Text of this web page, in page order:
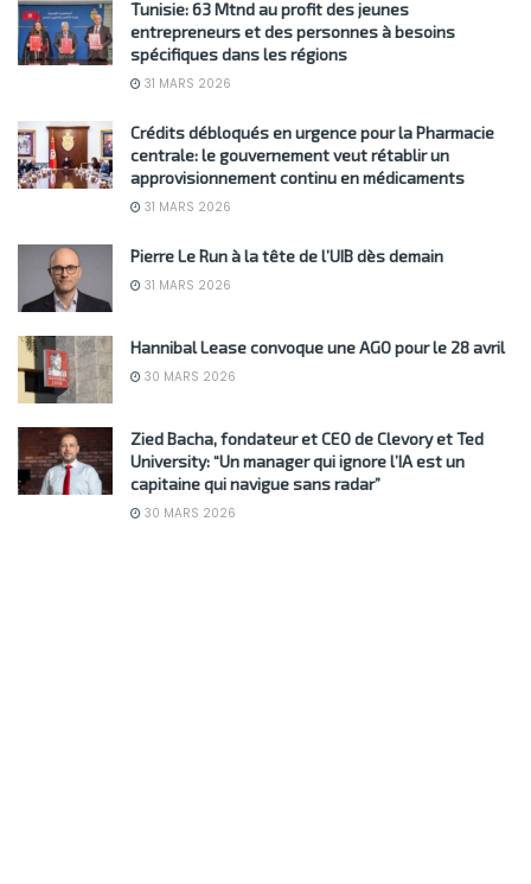
Tunisie: 63 Mtnd au profit des jeunes
entrepreneurs et des personnes à besoins
spécifiques dans les régions
31 MARS 2026
Crédits débloqués en urgence pour la Pharmacie
centrale: le gouvernement veut rétablir un
approvisionnement continu en médicaments
31 MARS 2026
Pierre Le Run à la tête de l’UIB dès demain
31 MARS 2026
Hannibal Lease convoque une AGO pour le 28 avril
30 MARS 2026
Zied Bacha, fondateur et CEO de Clevory et Ted
University: “Un manager qui ignore l’IA est un
capitaine qui navigue sans radar”
30 MARS 2026